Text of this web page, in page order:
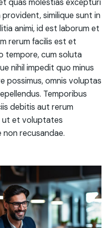
quas molestias excepturi
similique sunt in
animi, id est laborum et
rerum facilis est et
tempore, cum soluta
nihil impedit quo minus
possimus, omnis voluptas
Temporibus
debitis aut rerum
ut et voluptates
recusandae.